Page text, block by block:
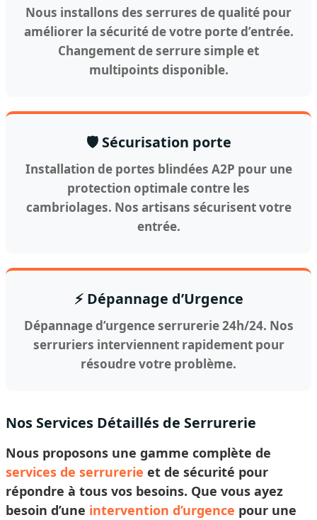
Nous installons des serrures de qualité pour
améliorer la sécurité de votre porte d’entrée.
Changement de serrure simple et
multipoints disponible.
🛡️ Sécurisation porte
Installation de portes blindées A2P pour une
protection optimale contre les
cambriolages. Nos artisans sécurisent votre
entrée.
⚡ Dépannage d’Urgence
Dépannage d’urgence serrurerie 24h/24. Nos
serruriers interviennent rapidement pour
résoudre votre problème.
Nos Services Détaillés de Serrurerie
Nous proposons une gamme complète de
services de serrurerie et de sécurité pour
répondre à tous vos besoins. Que vous ayez
besoin d’une intervention d’urgence pour une